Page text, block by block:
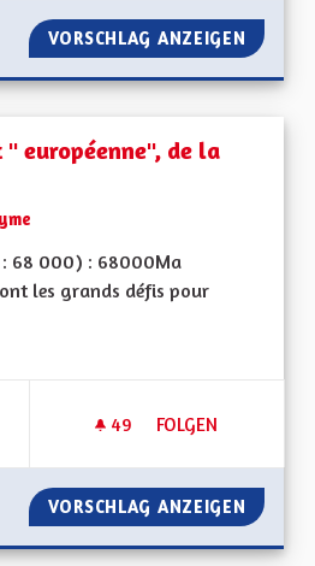
VORSCHLAG ANZEIGEN
européenne", de la
: 68 000) : 68000Ma
les grands défis pour
49 49 FOLLOWER
FOLGEN
VIREZ MOI CE
VORSCHLAG ANZEIGEN VIREZ